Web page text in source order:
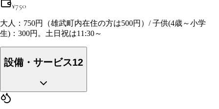
¥750
大人：750円（雄武町内在住の方は500円）/ 子供(4歳～小学
生)：300円。土日祝は11:30～
設備・サービス12